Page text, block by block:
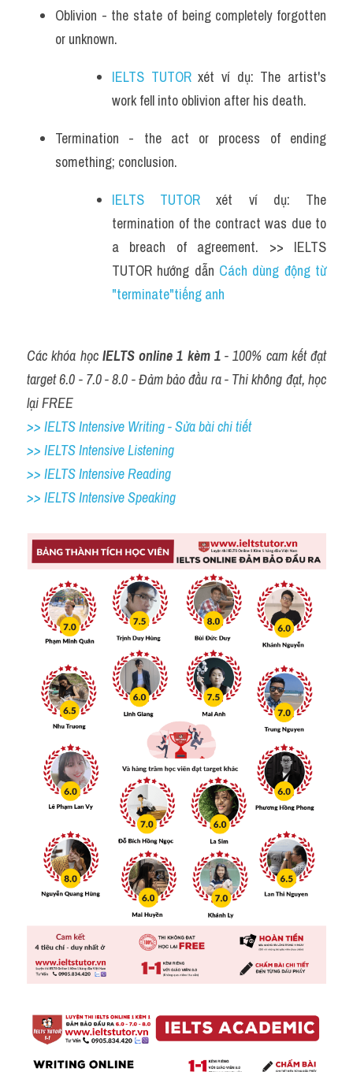
Oblivion - the state of being completely forgotten
or unknown.
IELTS TUTOR xét ví dụ: The artist's
work fell into oblivion after his death.
Termination - the act or process of ending
something; conclusion.
IELTS TUTOR xét ví dụ: The
termination of the contract was due to
a breach of agreement. >> IELTS
TUTOR hướng dẫn Cách dùng động từ
"terminate"tiếng anh
Các khóa học IELTS online 1 kèm 1 - 100% cam kết đạt
target 6.0 - 7.0 - 8.0 - Đảm bảo đầu ra - Thi không đạt, học
lại FREE
>> IELTS Intensive Writing - Sửa bài chi tiết
>> IELTS Intensive Listening
>> IELTS Intensive Reading
>> IELTS Intensive Speaking